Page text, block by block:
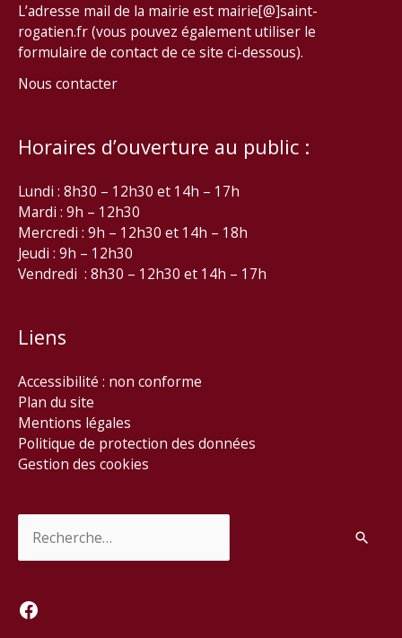
L’adresse mail de la mairie est mairie[@]saint-
rogatien.fr (vous pouvez également utiliser le
formulaire de contact de ce site ci-dessous).
Nous contacter
Horaires d’ouverture au public :
Lundi : 8h30 – 12h30 et 14h – 17h
Mardi : 9h – 12h30
Mercredi : 9h – 12h30 et 14h – 18h
Jeudi : 9h – 12h30
Vendredi : 8h30 – 12h30 et 14h – 17h
Liens
Accessibilité : non conforme
Plan du site
Mentions légales
Politique de protection des données
Gestion des cookies
Facebook